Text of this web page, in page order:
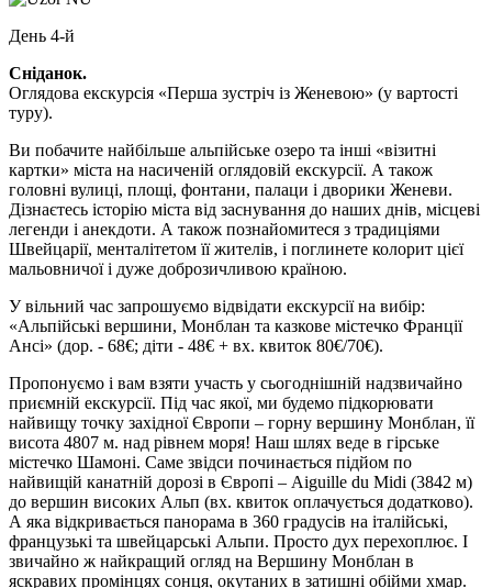
День 4-й
Сніданок.
Оглядова екскурсія «Перша зустріч із Женевою» (у вартості
туру).
Ви побачите найбільше альпійське озеро та інші «візитні
картки» міста на насиченій оглядовій екскурсії. А також
головні вулиці, площі, фонтани, палаци і дворики Женеви.
Дізнаєтесь історію міста від заснування до наших днів, місцеві
легенди і анекдоти. А також познайомитеся з традиціями
Швейцарії, менталітетом її жителів, і поглинете колорит цієї
мальовничої і дуже доброзичливою країною.
У вільний час запрошуємо відвідати екскурсії на вибір:
«Альпійські вершини, Монблан та казкове містечко Франції
Ансі» (дор. - 68€; діти - 48€ + вх. квиток 80€/70€).
Пропонуємо і вам взяти участь у сьогоднішній надзвичайно
приємній екскурсії. Під час якої, ми будемо підкорювати
найвищу точку західної Європи – горну вершину Монблан, її
висота 4807 м. над рівнем моря! Наш шлях веде в гірське
містечко Шамоні. Саме звідси починається підйом по
найвищій канатній дорозі в Європі – Aiguille du Midi (3842 м)
до вершин високих Альп (вх. квиток оплачується додатково).
А яка відкривається панорама в 360 градусів на італійські,
французькі та швейцарські Альпи. Просто дух перехоплює. І
звичайно ж найкращий огляд на Вершину Монблан в
яскравих промінцях сонця, окутаних в затишні обійми хмар.